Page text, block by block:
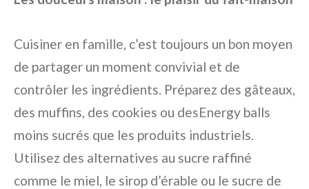
Cuisiner en famille, c’est toujours un bon moyen
de partager un moment convivial et de
contrôler les ingrédients. Préparez des gâteaux,
des muffins, des cookies ou desEnergy balls
moins sucrés que les produits industriels.
Utilisez des alternatives au sucre raffiné
comme le miel, le sirop d’érable ou le sucre de